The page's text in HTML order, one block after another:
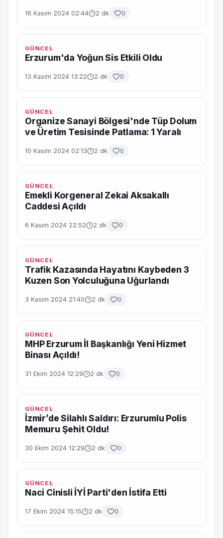
16 Kasım 2024 02:44 2 dk 0
GÜNCEL
Erzurum'da Yoğun Sis Etkili Oldu
13 Kasım 2024 13:22 2 dk 0
GÜNCEL
Organize Sanayi Bölgesi'nde Tüp Dolum
ve Üretim Tesisinde Patlama: 1 Yaralı
10 Kasım 2024 02:13 2 dk 0
GÜNCEL
Emekli Korgeneral Zekai Aksakallı
Caddesi Açıldı
6 Kasım 2024 22:52 2 dk 0
GÜNCEL
Trafik Kazasında Hayatını Kaybeden 3
Kuzen Son Yolculuğuna Uğurlandı
3 Kasım 2024 21:40 2 dk 0
GÜNCEL
MHP Erzurum İl Başkanlığı Yeni Hizmet
Binası Açıldı!
31 Ekim 2024 12:29 2 dk 0
GÜNCEL
İzmir’de Silahlı Saldırı: Erzurumlu Polis
Memuru Şehit Oldu!
30 Ekim 2024 12:29 2 dk 0
GÜNCEL
Naci Cinisli İYİ Parti'den İstifa Etti
17 Ekim 2024 15:15 2 dk 0